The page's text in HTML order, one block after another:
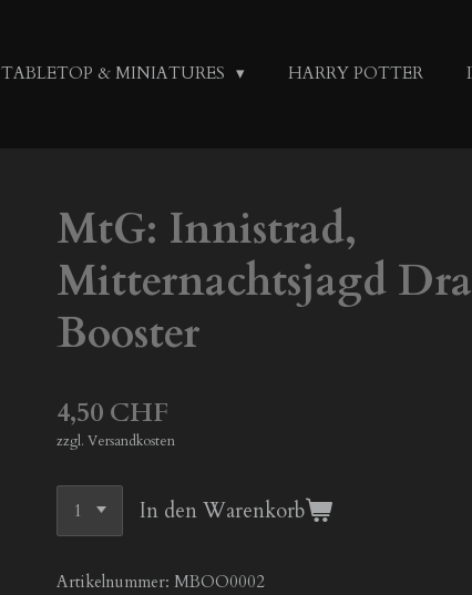
TABLETOP & MINIATURES HARRY POTTER
MtG: Innistrad,
Mitternachtsjagd
Booster
4,50 CHF
zzgl. Versandkosten
In den Warenkorb
Artikelnummer: MBOO0002